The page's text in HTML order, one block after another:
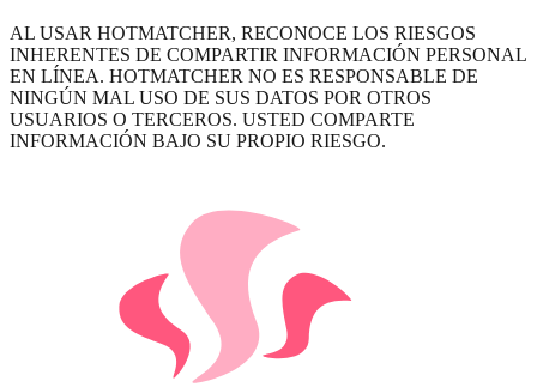
AL USAR HOTMATCHER, RECONOCE LOS RIESGOS
INHERENTES DE COMPARTIR INFORMACIÓN PERSONAL
EN LÍNEA. HOTMATCHER NO ES RESPONSABLE DE
NINGÚN MAL USO DE SUS DATOS POR OTROS
USUARIOS O TERCEROS. USTED COMPARTE
INFORMACIÓN BAJO SU PROPIO RIESGO.